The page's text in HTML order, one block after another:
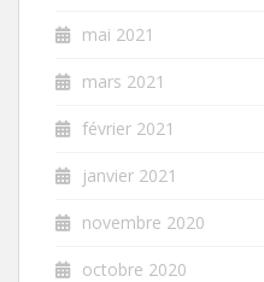
mai 2021
mars 2021
février 2021
janvier 2021
novembre 2020
octobre 2020